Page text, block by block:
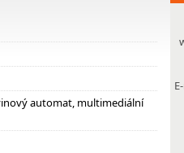
automat, multimediální